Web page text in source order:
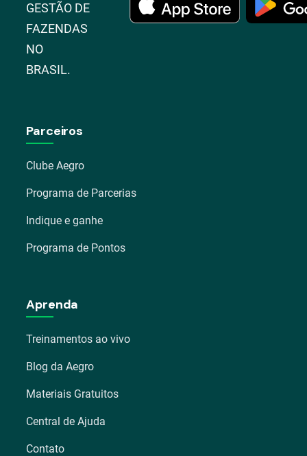
GESTÃO DE
FAZENDAS
NO
BRASIL.
Parceiros
Clube Aegro
Programa de Parcerias
Indique e ganhe
Programa de Pontos
Aprenda
Treinamentos ao vivo
Blog da Aegro
Materiais Gratuitos
Central de Ajuda
Contato